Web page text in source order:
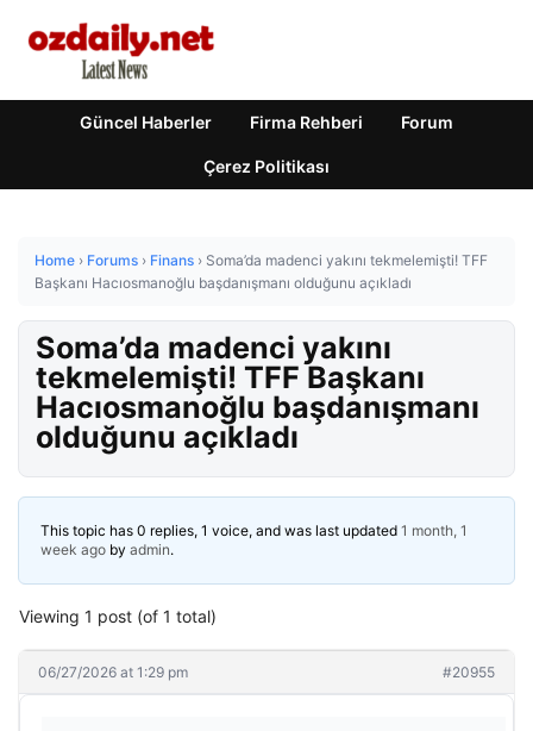
Güncel Haberler Firma Rehberi Forum
Çerez Politikası
Home › Forums › Finans › Soma’da madenci yakını tekmelemişti! TFF
Başkanı Hacıosmanoğlu başdanışmanı olduğunu açıkladı
Soma’da madenci yakını
tekmelemişti! TFF Başkanı
Hacıosmanoğlu başdanışmanı
olduğunu açıkladı
This topic has 0 replies, 1 voice, and was last updated 1 month, 1
week ago by admin.
Viewing 1 post (of 1 total)
06/27/2026 at 1:29 pm #20955